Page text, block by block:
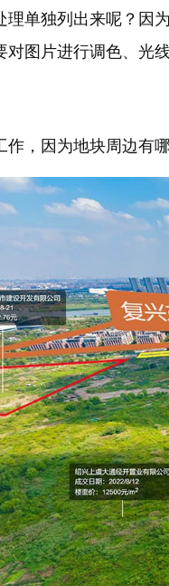
理单独列出来呢？因
图片进行调色、光
作，因为地块周边有